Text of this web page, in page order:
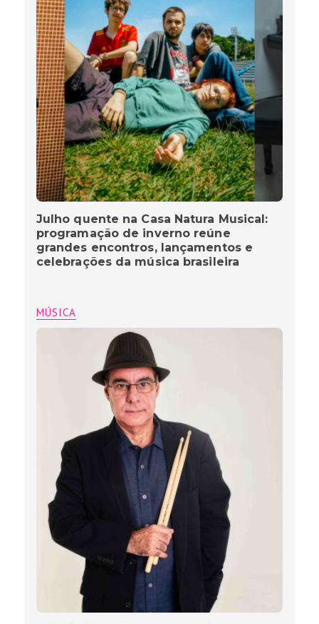
Julho quente na Casa Natura Musical:
programação de inverno reúne
grandes encontros, lançamentos e
celebrações da música brasileira
MÚSICA